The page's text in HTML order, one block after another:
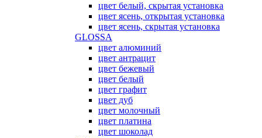
цвет белый, скрытая установка
цвет ясень, открытая установка
цвет ясень, скрытая установка
GLOSSA
цвет алюминий
цвет антрацит
цвет бежевый
цвет белый
цвет графит
цвет дуб
цвет молочный
цвет платина
цвет шоколад